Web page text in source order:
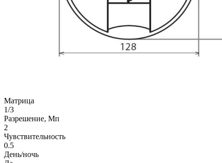
Матрица
1/3
Разрешение, Мп
2
Чувствительность
0.5
День/ночь